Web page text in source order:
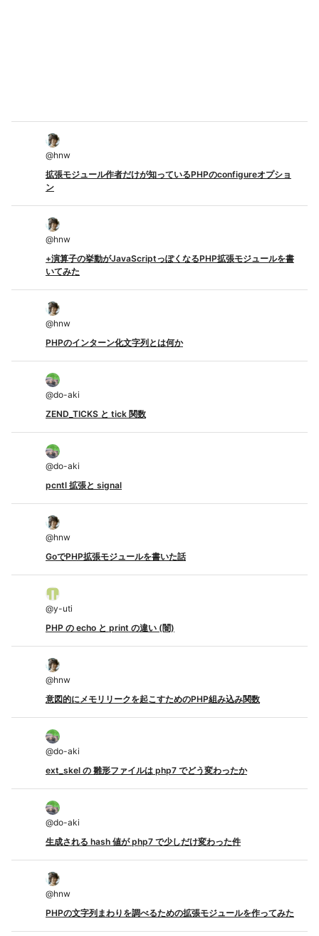
@hnw
拡張モジュール作者だけが知っているPHPのconfigureオプショ
ン
@hnw
+演算子の挙動がJavaScriptっぽくなるPHP拡張モジュールを書
いてみた
@hnw
PHPのインターン化文字列とは何か
@do-aki
ZEND_TICKS と tick 関数
@do-aki
pcntl 拡張と signal
@hnw
GoでPHP拡張モジュールを書いた話
@y-uti
PHP の echo と print の違い (闇)
@hnw
意図的にメモリリークを起こすためのPHP組み込み関数
@do-aki
ext_skel の 雛形ファイルは php7 でどう変わったか
@do-aki
生成される hash 値が php7 で少しだけ変わった件
@hnw
PHPの文字列まわりを調べるための拡張モジュールを作ってみた